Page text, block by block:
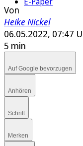
Von
Heike Nickel
06.05.2022, 07:47
5 min
Auf Google bevorzugen
Anhören
Schrift
Merken